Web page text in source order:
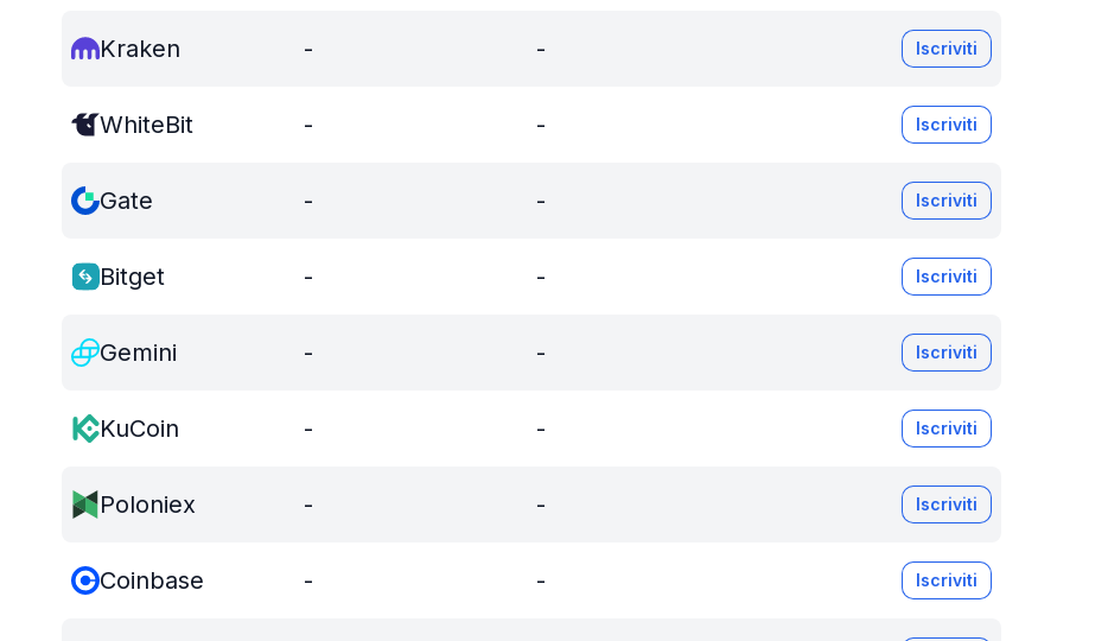
Kraken - - Iscriviti
WhiteBit - - Iscriviti
Gate - - Iscriviti
Bitget - - Iscriviti
Gemini - - Iscriviti
KuCoin - - Iscriviti
Poloniex - - Iscriviti
Coinbase - - Iscriviti